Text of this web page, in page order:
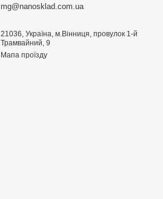
mg@nanosklad.com.ua
21036, Україна, м.Вінниця, провулок 1-й
Трамвайний, 9
Мапа проїзду